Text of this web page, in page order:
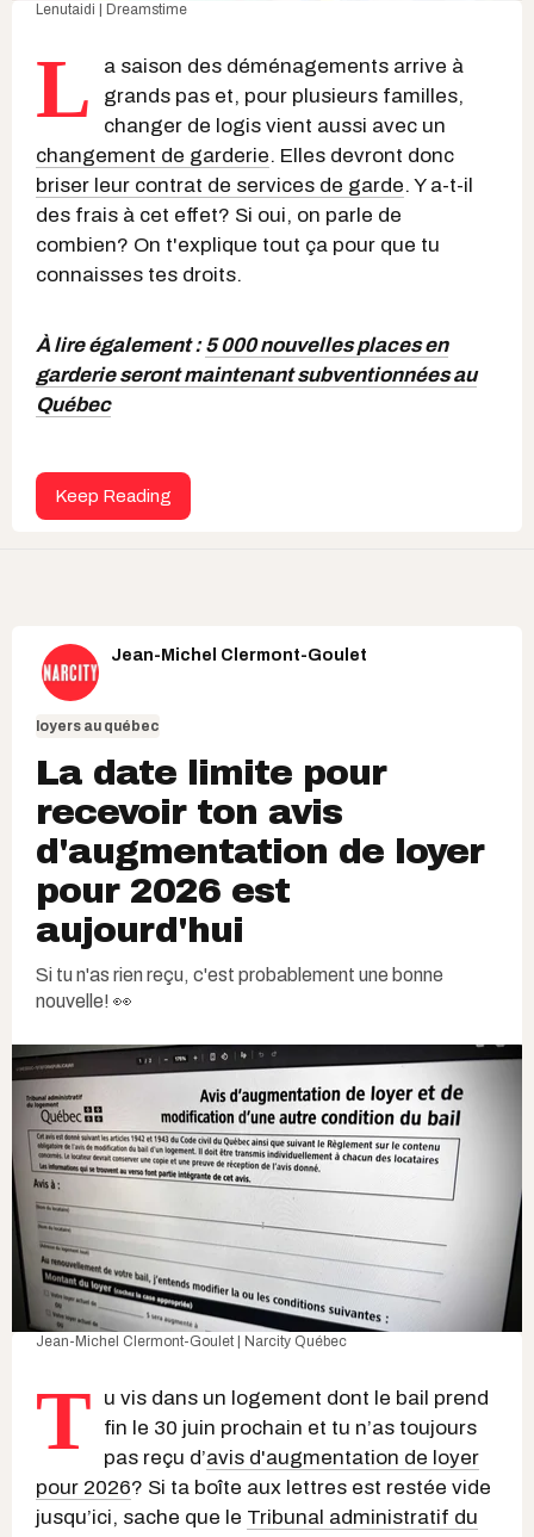
Lenutaidi | Dreamstime
L
a saison des déménagements arrive à
grands pas et, pour plusieurs familles,
changer de logis vient aussi avec un
changement de garderie. Elles devront donc
briser leur contrat de services de garde. Y a-t-il
des frais à cet effet? Si oui, on parle de
combien? On t'explique tout ça pour que tu
connaisses tes droits.
À lire également :5 000 nouvelles places en
garderie seront maintenant subventionnées au
Québec
Keep Reading
Jean-Michel Clermont-Goulet
loyers au québec
La date limite pour
recevoir ton avis
d'augmentation de loyer
pour 2026 est
aujourd'hui
Si tu n'as rien reçu, c'est probablement une bonne
nouvelle! 👀
Jean-Michel Clermont-Goulet | Narcity Québec
T
u vis dans un logement dont le bail prend
fin le 30 juin prochain et tu n’as toujours
pas reçu d’avis d'augmentation de loyer
pour 2026? Si ta boîte aux lettres est restée vide
jusqu’ici, sache que le Tribunal administratif du